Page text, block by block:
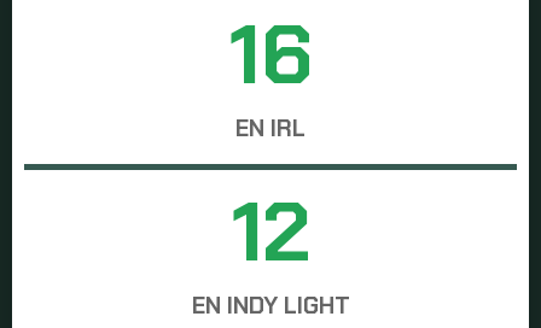
16
EN IRL
12
EN INDY LIGHT